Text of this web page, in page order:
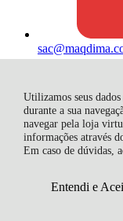
Utilizamos seus
durante a sua
navegar pela loja
informações através
Em caso de dúvidas,
Entendi e